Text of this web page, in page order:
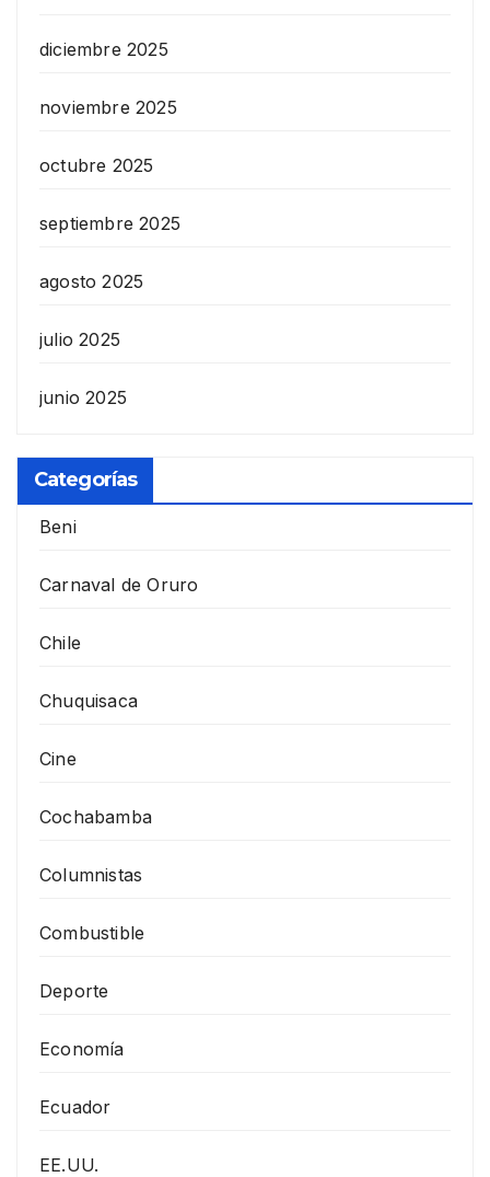
diciembre 2025
noviembre 2025
octubre 2025
septiembre 2025
agosto 2025
julio 2025
junio 2025
Categorías
Beni
Carnaval de Oruro
Chile
Chuquisaca
Cine
Cochabamba
Columnistas
Combustible
Deporte
Economía
Ecuador
EE.UU.